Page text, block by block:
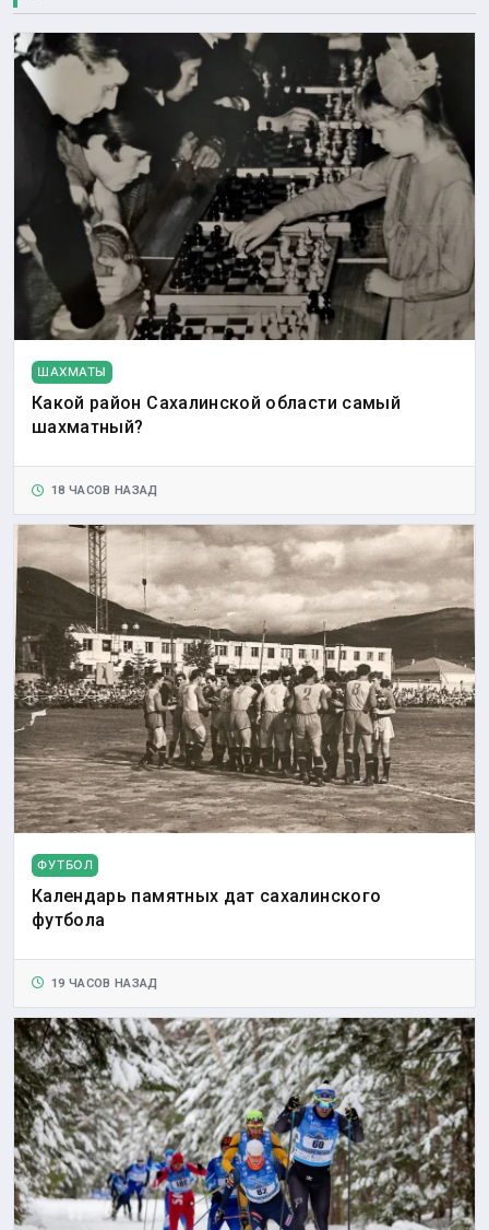
ШАХМАТЫ
Какой район Сахалинской области самый
шахматный?
18 ЧАСОВ НАЗАД
ФУТБОЛ
Календарь памятных дат сахалинского
футбола
19 ЧАСОВ НАЗАД